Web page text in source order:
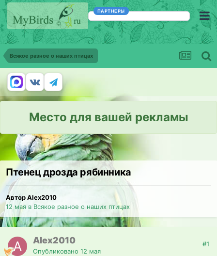
ПАРТНЕРЫ
Всякое разное о наших птицах
Место для вашей рекламы
Птенец дрозда рябинника
Автор Alex2010
12 мая в Всякое разное о наших птицах
Alex2010
Опубликовано 12 мая
#1